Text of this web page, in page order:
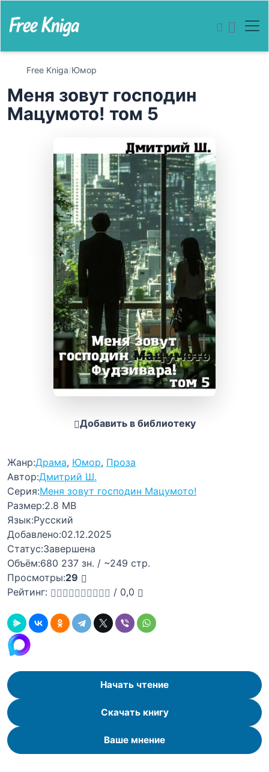
Free Kniga/Юмор
Меня зовут господин
Мацумото! том 5
Добавить в библиотеку
Жанр:Драма, Юмор, Проза
Автор:Дмитрий Ш.
Серия:Меня зовут господин Мацумото!
Размер:2.8 MB
Язык:Русский
Добавлено:02.12.2025
Статус:Завершена
Объём:680 237 зн. / ~249 стр.
Просмотры:29
Рейтинг:
/ 0,0
Начать чтение
Скачать книгу
Ваше мнение